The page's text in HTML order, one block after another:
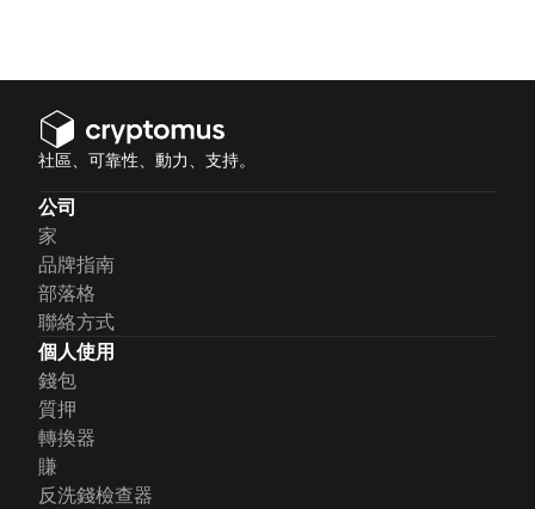
社區、可靠性、動力、支持。
公司
家
品牌指南
部落格
聯絡方式
個人使用
錢包
質押
轉換器
賺
反洗錢檢查器